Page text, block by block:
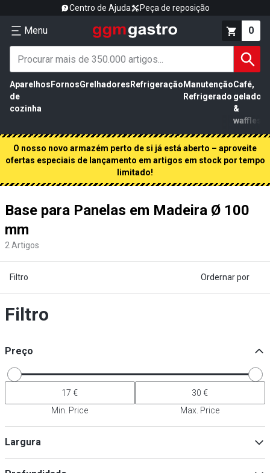
Centro de Ajuda Peça de reposição
Menu 0
Aparelhos
de
cozinha
FornosGrelhadores Refrigeração Manutenção
Refrigerado
Café,
gelados
&
waffles
O nosso novo armazém perto de si já está aberto – aproveite
ofertas especiais de lançamento em artigos em stock por tempo
limitado!
Base para Panelas em Madeira Ø 100
mm
2 Artigos
Filtro Ordernar por
Filtro
Preço
Min. Price Max. Price
Largura